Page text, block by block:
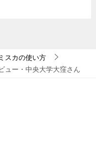
スカの使い方
ュー・中央大学大窪さん